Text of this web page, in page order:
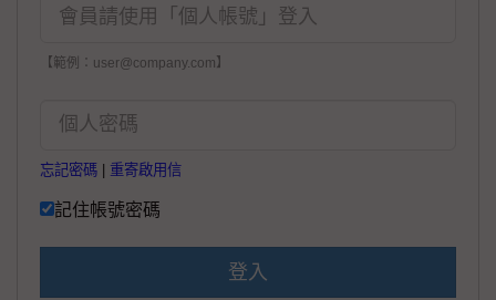
【範例：user@company.com】
忘記密碼 重寄啟用信
記住帳號密碼
登入